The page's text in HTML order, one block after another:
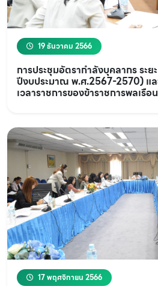
19 ธันวาคม 2566
การประชุมอัตรากำลังบุคลากร ระย
ปีงบประมาณ พ.ศ.2567-2570) แ
เวลาราชการของข้าราชการพลเรือ
17 พฤศจิกายน 2566